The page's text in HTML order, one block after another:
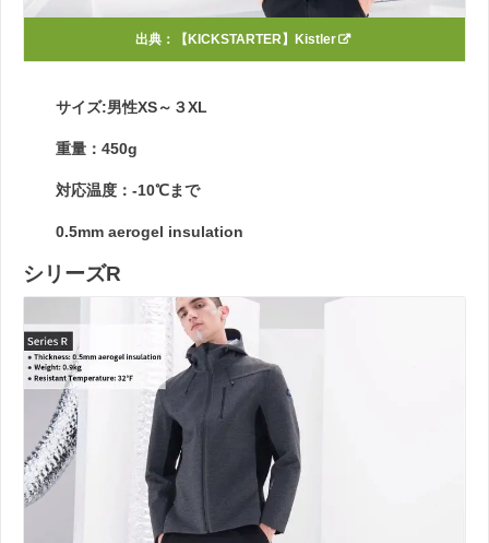
出典： 【KICKSTARTER】Kistler
サイズ:男性XS～３XL
重量：450g
対応温度：-10℃まで
0.5mm aerogel insulation
シリーズR